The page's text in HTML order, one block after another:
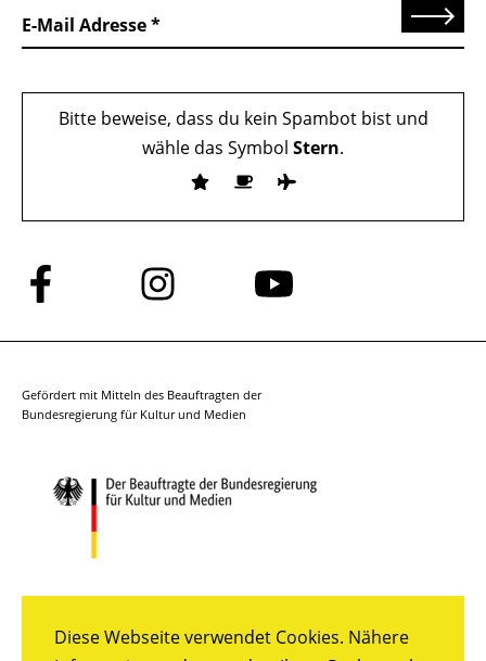
Diese Webseite verwendet Cookies. Nähere
E-Mail Adresse Senden
Bitte beweise, dass du kein Spambot bist und
wähle das Symbol Stern.
Folge
uns
auf
Folge
uns
auf
Folge
auf
Gefördert mit Mitteln des Beauftragten der
Bundesregierung für Kultur und Medien